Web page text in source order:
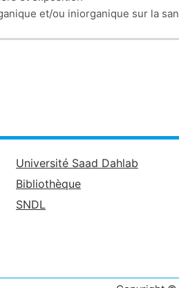
et/ou iniorganique sur la
Université Saad Dahlab
Bibliothèque
SNDL